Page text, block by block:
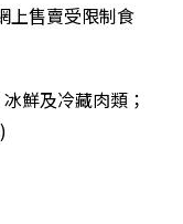
上售賣受限制食
鮮及冷藏肉類；
)